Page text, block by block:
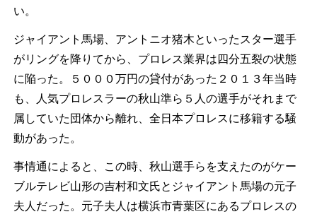
い。
ジャイアント馬場、アントニオ猪木といったスター選手
がリングを降りてから、プロレス業界は四分五裂の状態
に陥った。５０００万円の貸付があった２０１３年当時
も、人気プロレスラーの秋山準ら５人の選手がそれまで
属していた団体から離れ、全日本プロレスに移籍する騒
動があった。
事情通によると、この時、秋山選手らを支えたのがケー
ブルテレビ山形の吉村和文氏とジャイアント馬場の元子
夫人だった。元子夫人は横浜市青葉区にあるプロレスの